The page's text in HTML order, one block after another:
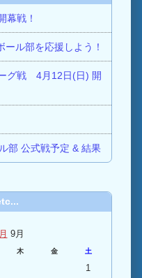
戦！
ール部を応援しよう！
グ戦 4月12日(日) 開
部 公式戦予定 & 結果
9月
木 金 土
1